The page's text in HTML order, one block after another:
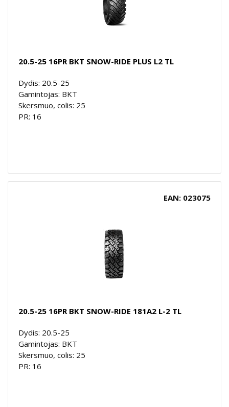
20.5-25 16PR BKT SNOW-RIDE PLUS L2 TL
Dydis: 20.5-25
Gamintojas: BKT
Skersmuo, colis: 25
PR: 16
EAN: 023075
20.5-25 16PR BKT SNOW-RIDE 181A2 L-2 TL
Dydis: 20.5-25
Gamintojas: BKT
Skersmuo, colis: 25
PR: 16